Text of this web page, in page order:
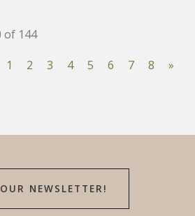
of 144
1 2 3 4 5 6 7 8 »
NEWSLETTER!